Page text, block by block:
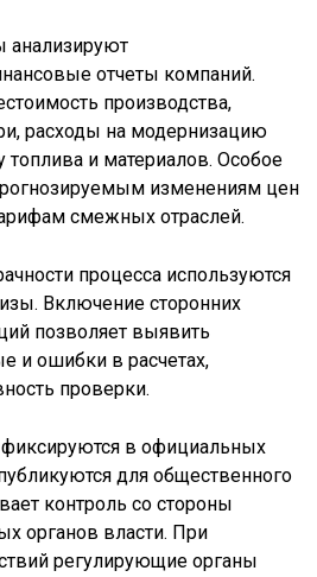
анализируют
отчеты компаний.
производства,
расходы на модернизацию
топлива и материалов. Особое
изменениям цен
смежных отраслей.
процесса используются
Включение сторонних
позволяет выявить
и ошибки в расчетах,
проверки.
в официальных
для общественного
контроль со стороны
органов власти. При
регулирующие органы